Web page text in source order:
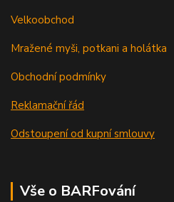
Velkoobchod
Mražené myši, potkani a holátka
Obchodní podmínky
Reklamační řád
Odstoupení od kupní smlouvy
Vše o BARFování